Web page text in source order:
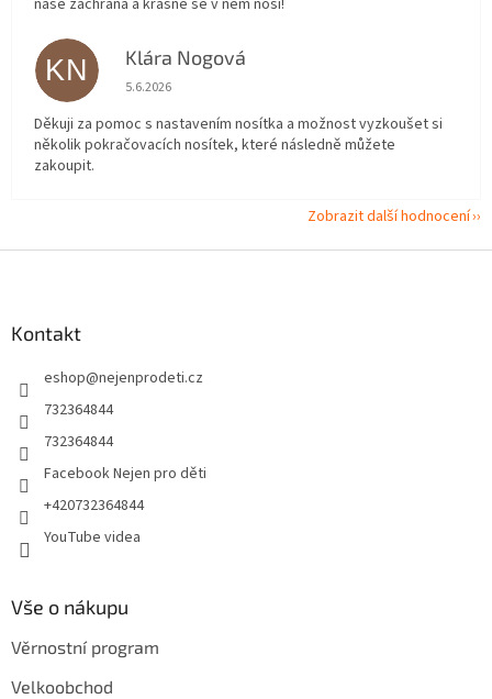
naše záchrana a krásně se v něm nosí!
KN Klára Nogová
Hodnocení obchodu je 5 z 5 hvězdiček.
5.6.2026
Děkuji za pomoc s nastavením nosítka a možnost vyzkoušet si
několik pokračovacích nosítek, které následně můžete
zakoupit.
Zobrazit další hodnocení
Kontakt
eshop@nejenprodeti.cz
732364844
732364844
Facebook Nejen pro děti
+420732364844
YouTube videa
Vše o nákupu
Věrnostní program
Velkoobchod